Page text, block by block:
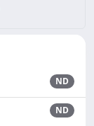
ND
ND